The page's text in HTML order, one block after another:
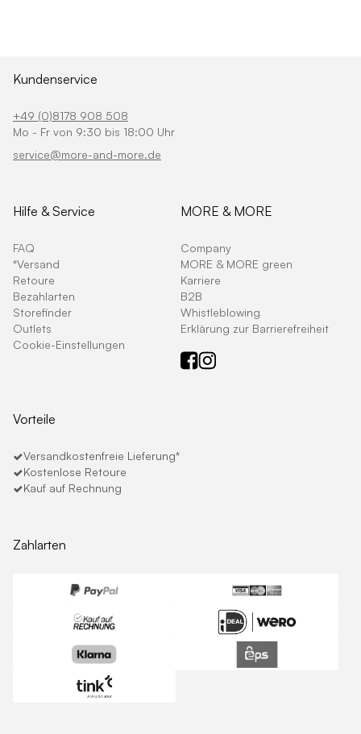
Kundenservice
+49 (0)8178 908 508
Mo - Fr von 9:30 bis 18:00 Uhr
service@more-and-more.de
Hilfe & Service
FAQ
*Versand
Retoure
Bezahlarten
Storefinder
Outlets
Cookie-Einstellungen
MORE & MORE
Company
MORE & MORE green
Karriere
B2B
Whistleblowing
Erklärung zur Barrierefreiheit
Vorteile
Versandkostenfreie Lieferung*
Kostenlose Retoure
Kauf auf Rechnung
Zahlarten